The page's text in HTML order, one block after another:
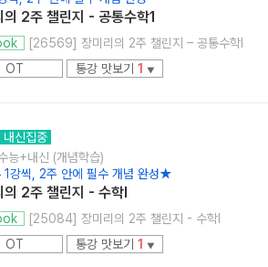
의 2주 챌린지 - 공통수학1
[26569] 장미리의 2주 챌린지 – 공통수학l
OT
통강 맛보기 1 ▼
내신집중
능+내신 (개념학습)
강씩, 2주 안에 필수 개념 완성★
의 2주 챌린지 - 수학l
[25084] 장미리의 2주 챌린지 - 수학l
OT
통강 맛보기 1 ▼